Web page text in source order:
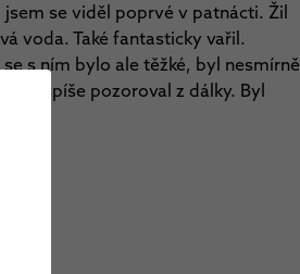
se viděl poprvé v patnácti. Žil
voda. Také fantasticky vařil.
s ním bylo ale těžké, byl nesmírně
ho spíše pozoroval z dálky. Byl